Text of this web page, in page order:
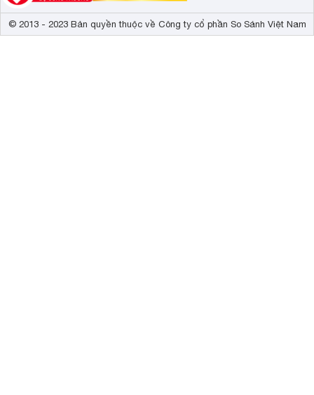
© 2013 - 2023 Bản quyền thuộc về Công ty cổ phần So Sánh Việt Nam